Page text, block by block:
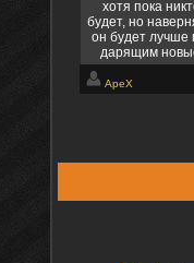
хотя пока
будет, но
он будет
дарящим
дарящим
он видится в
ApeX